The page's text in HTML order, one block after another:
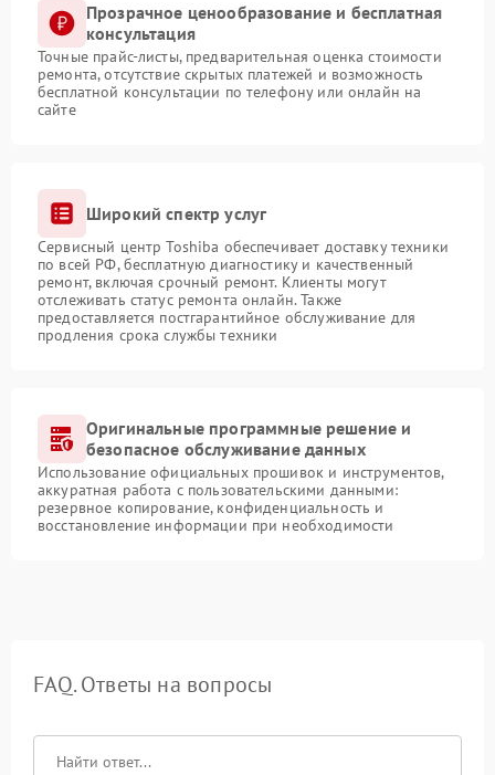
Прозрачное ценообразование и бесплатная
консультация
Точные прайс-листы, предварительная оценка стоимости
ремонта, отсутствие скрытых платежей и возможность
бесплатной консультации по телефону или онлайн на
сайте
Широкий спектр услуг
Сервисный центр Toshiba обеспечивает доставку техники
по всей РФ, бесплатную диагностику и качественный
ремонт, включая срочный ремонт. Клиенты могут
отслеживать статус ремонта онлайн. Также
предоставляется постгарантийное обслуживание для
продления срока службы техники
Оригинальные программные решение и
безопасное обслуживание данных
Использование официальных прошивок и инструментов,
аккуратная работа с пользовательскими данными:
резервное копирование, конфиденциальность и
восстановление информации при необходимости
FAQ. Ответы на вопросы